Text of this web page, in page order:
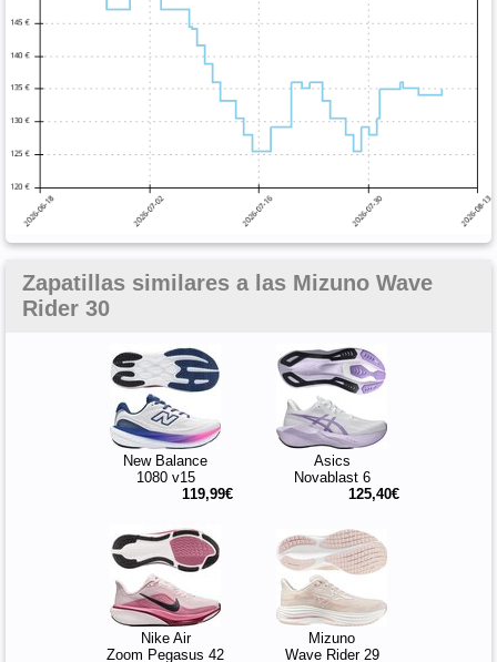
Zapatillas similares a las Mizuno Wave
Rider 30
New Balance
1080 v15
119,99€
Asics
Novablast 6
125,40€
Nike Air
Zoom Pegasus 42
Mizuno
Wave Rider 29